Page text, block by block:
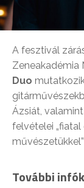
A fesztivál
Zeneakadémia
Duo
Ázsiát,
felvételei
További